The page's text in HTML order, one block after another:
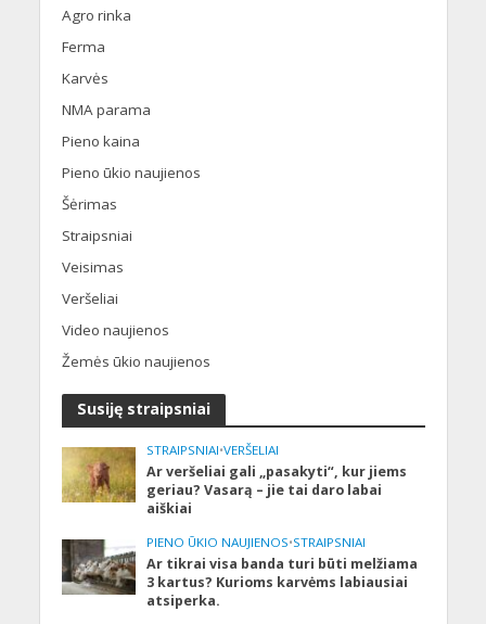
Agro rinka
Ferma
Karvės
NMA parama
Pieno kaina
Pieno ūkio naujienos
Šėrimas
Straipsniai
Veisimas
Veršeliai
Video naujienos
Žemės ūkio naujienos
Susiję straipsniai
STRAIPSNIAI•VERŠELIAI
Ar veršeliai gali „pasakyti“, kur jiems
geriau? Vasarą – jie tai daro labai
aiškiai
PIENO ŪKIO NAUJIENOS•STRAIPSNIAI
Ar tikrai visa banda turi būti melžiama
3 kartus? Kurioms karvėms labiausiai
atsiperka.